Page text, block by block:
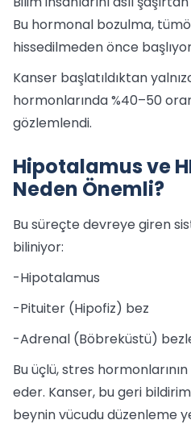
Bu hormonal bozulma,
hissedilmeden önce
Kanser başlatıldıktan
hormonlarında %40–50
gözlemlendi.
Hipotalamus ve
Neden Önemli?
Bu süreçte devreye giren
biliniyor:
-Hipotalamus
-Pituiter (Hipofiz) bez
-Adrenal (Böbreküstü)
Bu üçlü, stres
eder. Kanser, bu geri
beynin vücudu düzenleme